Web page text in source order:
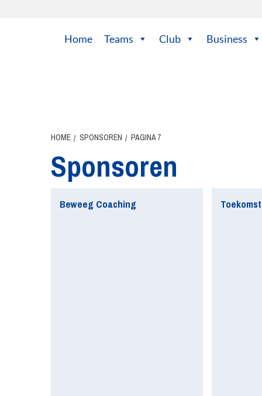
Home Teams Club Business
HOME SPONSOREN PAGINA 7
Sponsoren
Beweeg Coaching